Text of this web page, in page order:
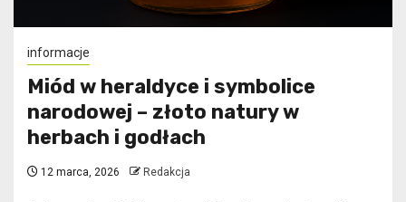
informacje
Miód w heraldyce i symbolice
narodowej – złoto natury w
herbach i godłach
12 marca, 2026 Redakcja